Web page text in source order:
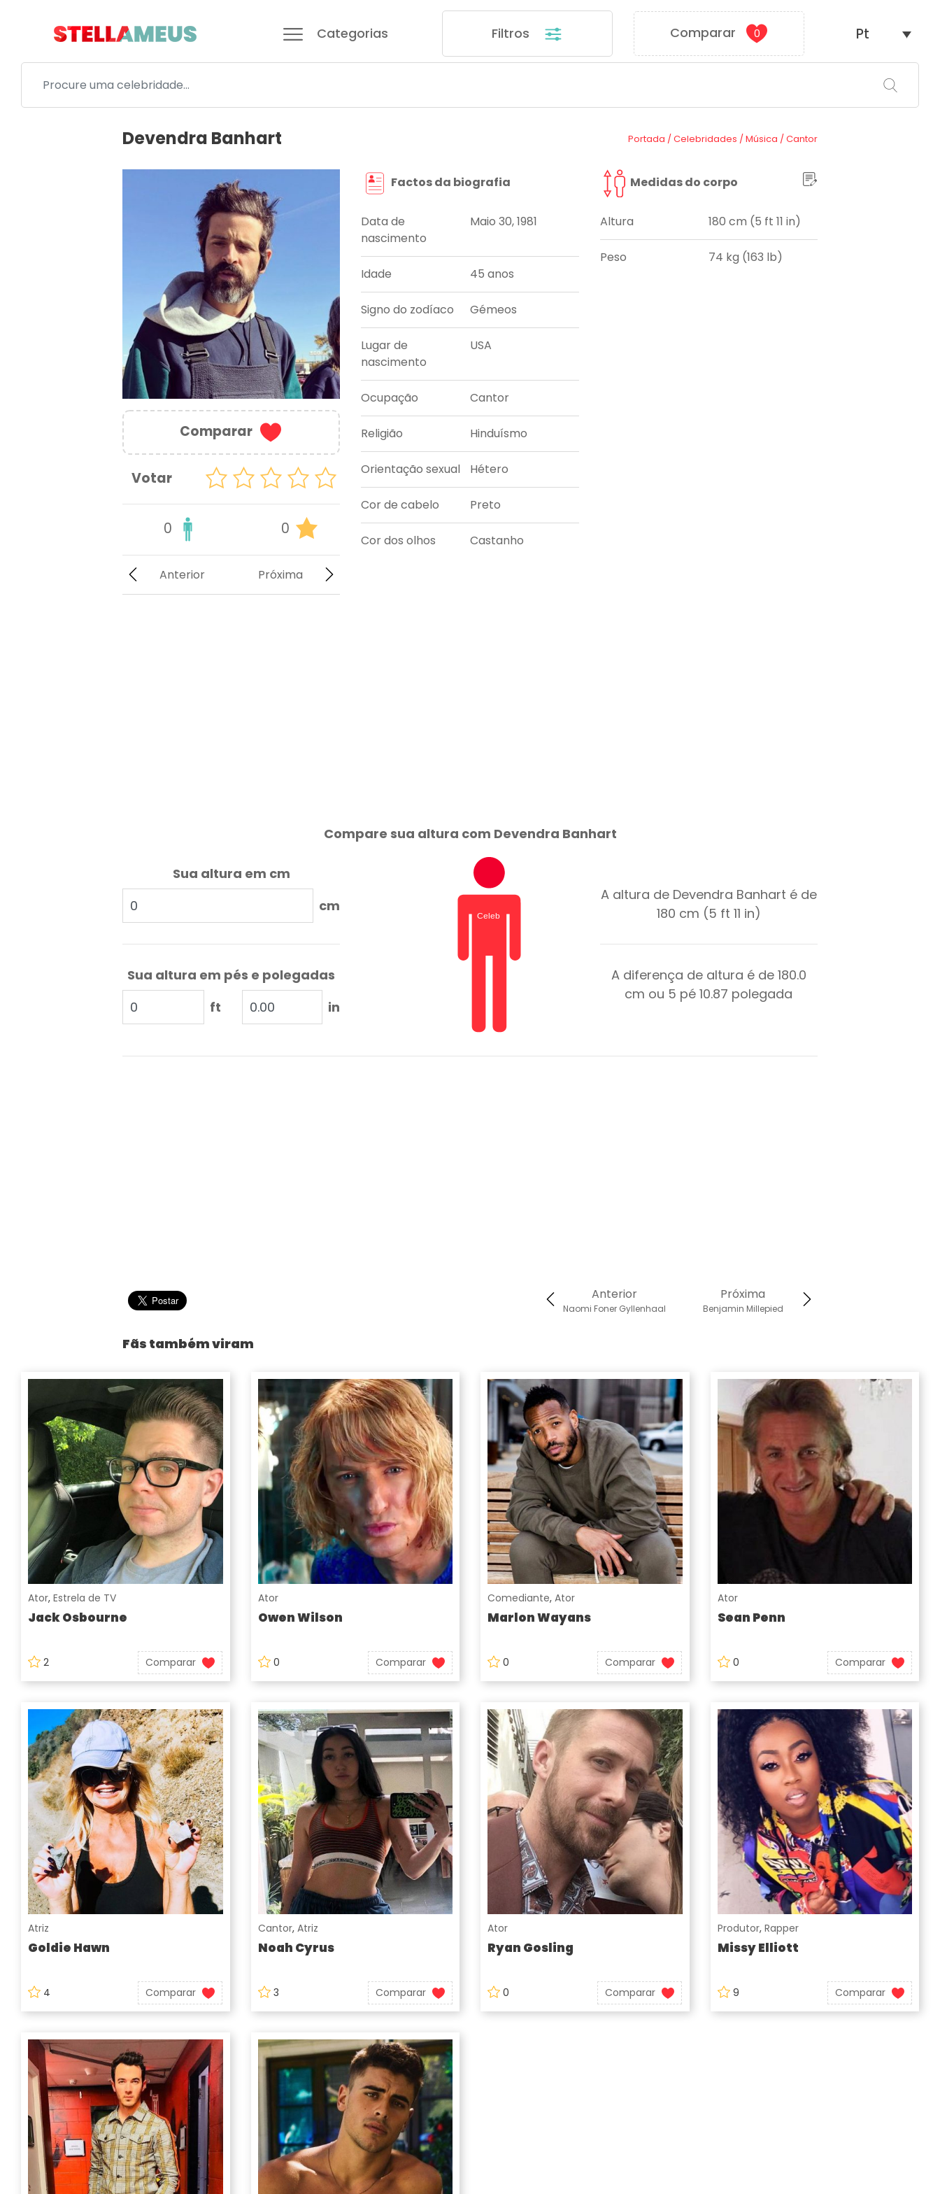
Categorias Filtros Comparar 0 Pt
Devendra Banhart Portada /Celebridades /Música /Cantor
Comparar
Votar
0 0
Próxima
Anterior
Factos da biografia
Data de
nascimento
Maio 30, 1981
Idade 45 anos
Signo do zodíaco Gémeos
Lugar de
nascimento
USA
Ocupação Cantor
Religião Hinduísmo
Orientação sexual Hétero
Cor de cabelo Preto
Cor dos olhos Castanho
Medidas do corpo
Altura 180 cm (5 ft 11 in)
Peso 74 kg (163 lb)
Compare sua altura com Devendra Banhart
Sua altura em cm
cm
Sua altura em pés e polegadas
ft
in
A altura de Devendra Banhart é de
180 cm (5 ft 11 in)
A diferença de altura é de 180.0
cm ou 5 pé10.87 polegada
Próxima
Benjamin Millepied
Anterior
Naomi Foner Gyllenhaal
Fãs também viram
Ator, Estrela de TV
Jack Osbourne
2 Comparar
Ator
Owen Wilson
0 Comparar
Comediante, Ator
Marlon Wayans
0 Comparar
Ator
Sean Penn
0 Comparar
Atriz
Goldie Hawn
4 Comparar
Cantor, Atriz
Noah Cyrus
3 Comparar
Ator
Ryan Gosling
0 Comparar
Produtor, Rapper
Missy Elliott
9 Comparar